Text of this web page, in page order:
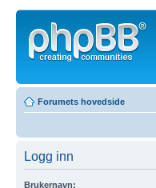
Forumets hovedside
Logg inn
Brukernavn: